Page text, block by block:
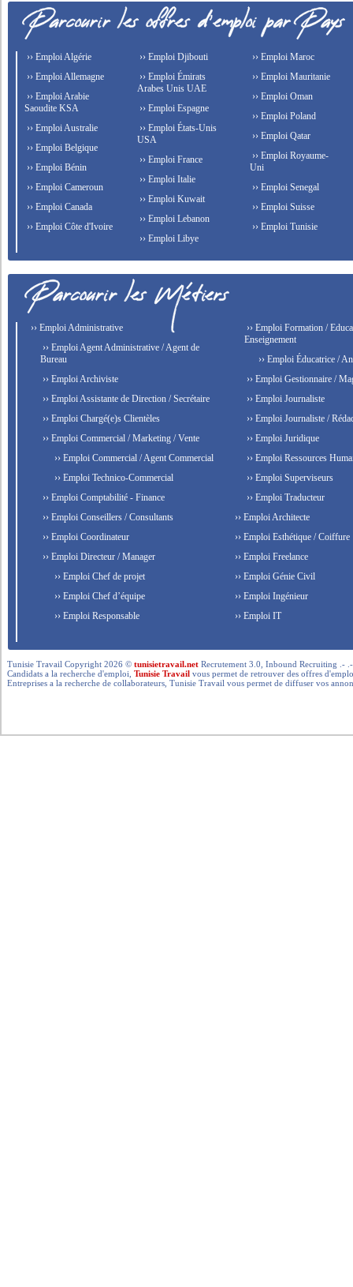
›› Emploi Algérie
›› Emploi Allemagne
›› Emploi Arabie
Saoudite KSA
›› Emploi Australie
›› Emploi Belgique
›› Emploi Bénin
›› Emploi Cameroun
›› Emploi Canada
›› Emploi Côte d'Ivoire
›› Emploi Djibouti
›› Emploi Émirats
Arabes Unis UAE
›› Emploi Espagne
›› Emploi États-Unis
USA
›› Emploi France
›› Emploi Italie
›› Emploi Kuwait
›› Emploi Lebanon
›› Emploi Libye
›› Emploi Maroc
›› Emploi Mauritanie
›› Emploi Oman
›› Emploi Poland
›› Emploi Qatar
›› Emploi Royaume-
Uni
›› Emploi Senegal
›› Emploi Suisse
›› Emploi Tunisie
›› Emploi Administrative
›› Emploi Agent Administrative / Agent de
Bureau
›› Emploi Archiviste
›› Emploi Assistante de Direction / Secrétaire
›› Emploi Chargé(e)s Clientèles
›› Emploi Commercial / Marketing / Vente
›› Emploi Commercial / Agent Commercial
›› Emploi Technico-Commercial
›› Emploi Comptabilité - Finance
›› Emploi Conseillers / Consultants
›› Emploi Coordinateur
›› Emploi Directeur / Manager
›› Emploi Chef de projet
›› Emploi Chef d’équipe
›› Emploi Responsable
›› Emploi Formation /
Enseignement
›› Emploi Éducatrice /
›› Emploi Gestionnaire /
›› Emploi Journaliste
›› Emploi Journaliste /
›› Emploi Juridique
›› Emploi Ressources
›› Emploi Superviseurs
›› Emploi Traducteur
›› Emploi Architecte
›› Emploi Esthétique / Coiffure
›› Emploi Freelance
›› Emploi Génie Civil
›› Emploi Ingénieur
›› Emploi IT
Tunisie Travail Copyright 2026 ©tunisietravail.net Recrutement 3.0, Inbound Recruiting .-
Candidats a la recherche d'emploi,Tunisie Travail vous permet de retrouver des offres
Entreprises a la recherche de collaborateurs, Tunisie Travail vous permet de diffuser vos